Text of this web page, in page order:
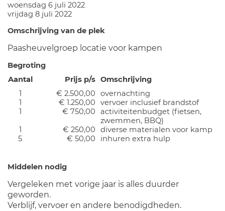
woensdag 6 juli 2022
vrijdag 8 juli 2022
Omschrijving van de plek
Paasheuvelgroep locatie voor kampen
Begroting
Aantal
Prijs p/s Omschrijving
1
€ 2.500,00
overnachting
1
€ 1.250,00
vervoer inclusief brandstof
1
€ 750,00
activiteitenbudget (fietsen,
zwemmen, BBQ)
1
€ 250,00
diverse materialen voor kamp
5
€ 50,00 inhuren extra hulp
Middelen nodig
Vergeleken met vorige jaar is alles duurder
geworden.
Verblijf, vervoer en andere benodigdheden.